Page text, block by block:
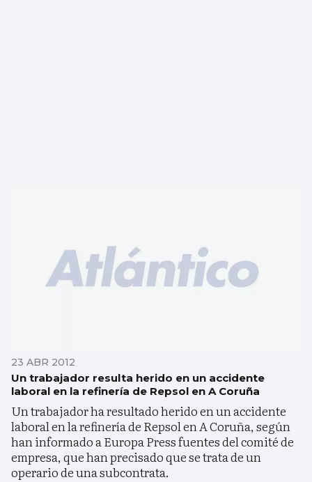
23 ABR 2012
Un trabajador resulta herido en un accidente
laboral en la refinería de Repsol en A Coruña
Un trabajador ha resultado herido en un accidente
laboral en la refinería de Repsol en A Coruña, según
han informado a Europa Press fuentes del comité de
empresa, que han precisado que se trata de un
operario de una subcontrata.